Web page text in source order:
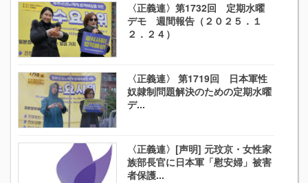
〈正義連〉第1732回 定期水曜
デモ 週間報告（２０２５．１
２．２４）
〈正義連〉 第1719回 日本軍性
奴隷制問題解決のための定期水曜
デ...
〈正義連〉[声明] 元玟京・女性家
族部長官に日本軍「慰安婦」被害
者保護...